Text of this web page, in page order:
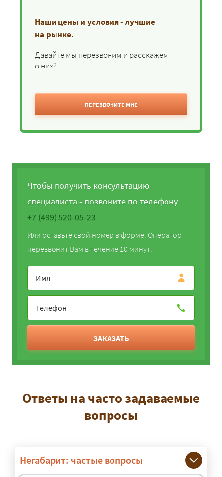
Наши цены и условия - лучшие
на рынке.
Давайте мы перезвоним и расскажем
о них?
ПЕРЕЗВОНИТЕ МНЕ
Чтобы получить консультацию
специалиста - позвоните по телефону
+7 (499) 520-05-23
Или оставьте свой номер в форме. Оператор
перезвонит Вам в течение 10 минут.
ЗАКАЗАТЬ
Ответы на часто задаваемые
вопросы
Негабарит: частые вопросы